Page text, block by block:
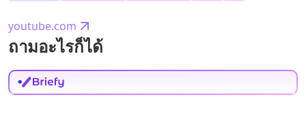
youtube.com
ถามอะไรก็ได้